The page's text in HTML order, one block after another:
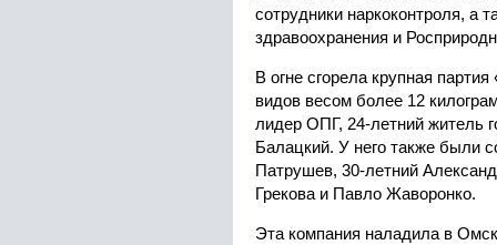
сотрудники наркоконтроля, а
здравоохранения и
В огне сгорела крупная
видов весом более 12
лидер ОПГ, 24-летний житель
Балацкий. У него также были
Патрушев, 30-летний
Грекова и Павло Жаворонко.
Эта компания наладила в